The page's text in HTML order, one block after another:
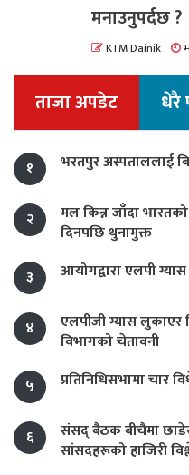
मनाउनुपर्दछ ?
KTM Dainik
ताजा अपडेट धेरै
१ भरतपुर अस्पताललाई
२
मल किन्न जाँदा
दिनपछि थुनामुक्त
३
आयोगद्वारा एलपी
४
एलपीजी ग्यास लुकाएर
विभागको चेतावनी
५
प्रतिनिधिसभामा चार
६
संसद् बैठक बीचैमा छाडेर
सांसदहरूको हाजिरी